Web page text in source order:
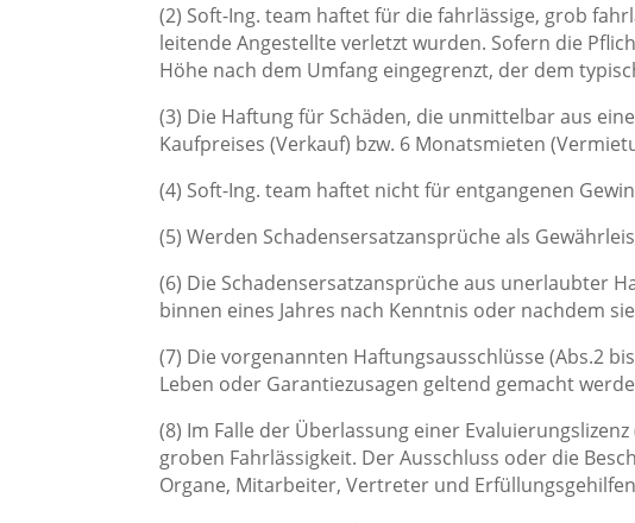
(2) Soft-Ing. team haftet für die fahrlässige, grob
leitende Angestellte verletzt wurden. Sofern die
Höhe nach dem Umfang eingegrenzt, der dem
(3) Die Haftung für Schäden, die unmittelbar aus
Kaufpreises (Verkauf) bzw. 6 Monatsmieten
(4) Soft-Ing. team haftet nicht für entgangenen
(5) Werden Schadensersatzansprüche als
(6) Die Schadensersatzansprüche aus unerlaubter
binnen eines Jahres nach Kenntnis oder nachdem
(7) Die vorgenannten Haftungsausschlüsse (Abs.2
Leben oder Garantiezusagen geltend gemacht
(8) Im Falle der Überlassung einer
groben Fahrlässigkeit. Der Ausschluss oder die
Organe, Mitarbeiter, Vertreter und